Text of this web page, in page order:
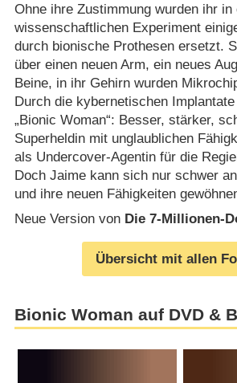
Ohne ihre Zustimmung wurden ihr in
wissenschaftlichen Experiment
durch bionische Prothesen ersetzt.
über einen neuen Arm, ein neues
Beine, in ihr Gehirn wurden
Durch die kybernetischen
„Bionic Woman“: Besser, stärker,
Superheldin mit unglaublichen
als Undercover-Agentin für die
Doch Jaime kann sich nur schwer
und ihre neuen Fähigkeiten
Neue Version von Die 7-Millionen-
Übersicht mit allen
Bionic Woman auf DVD &